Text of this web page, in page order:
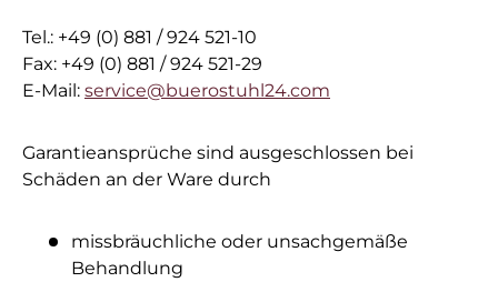
Tel.: +49 (0) 881 / 924 521-10
Fax: +49 (0) 881 / 924 521-29
E-Mail: service@buerostuhl24.com
Garantieansprüche sind ausgeschlossen bei
Schäden an der Ware durch
missbräuchliche oder unsachgemäße
Behandlung